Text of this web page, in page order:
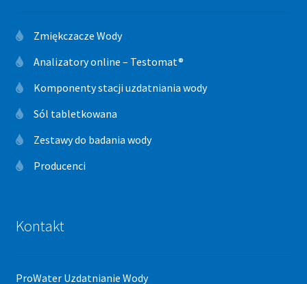
Zmiękczacze Wody
Analizatory online – Testomat®
Komponenty stacji uzdatniania wody
Sól tabletkowana
Zestawy do badania wody
Producenci
Kontakt
ProWater Uzdatnianie Wody